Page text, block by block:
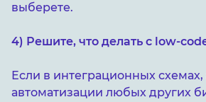
выберете.
4) Решите, что делать с low-
Если в интеграционных схемах,
автоматизации любых других